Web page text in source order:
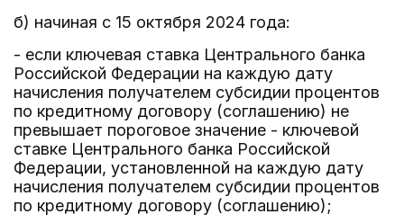
б) начиная с 15 октября 2024 года:
- если ключевая ставка Центрального банка
Российской Федерации на каждую дату
начисления получателем субсидии процентов
по кредитному договору (соглашению) не
превышает пороговое значение - ключевой
ставке Центрального банка Российской
Федерации, установленной на каждую дату
начисления получателем субсидии процентов
по кредитному договору (соглашению);